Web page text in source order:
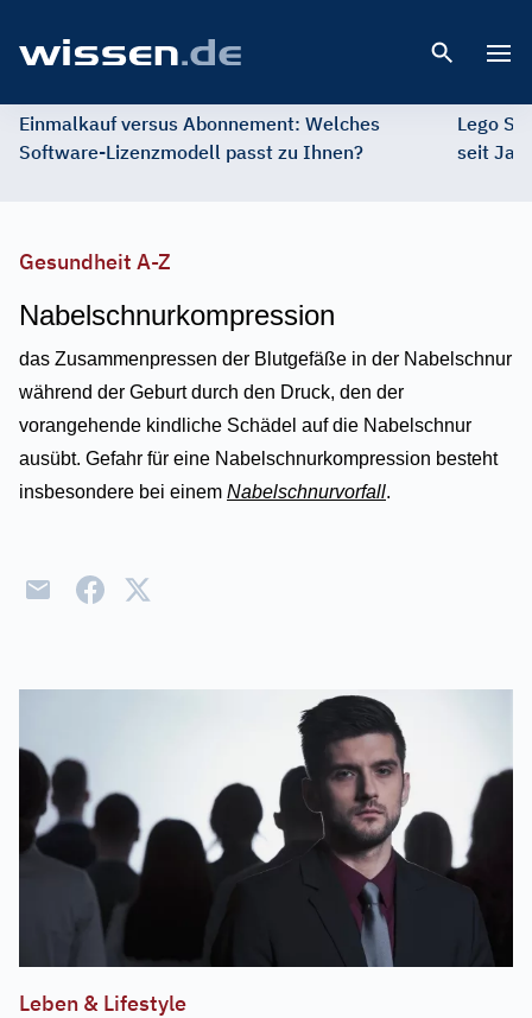
Einmalkauf versus Abonnement: Welches
Software-Lizenzmodell passt zu Ihnen?
Lego
seit
Gesundheit A-Z
Nabelschnurkompression
das Zusammenpressen der Blutgefäße in der Nabelschnur
während der Geburt durch den Druck, den der
vorangehende kindliche Schädel auf die Nabelschnur
ausübt. Gefahr für eine Nabelschnurkompression besteht
insbesondere bei einem Nabelschnurvorfall.
Leben & Lifestyle